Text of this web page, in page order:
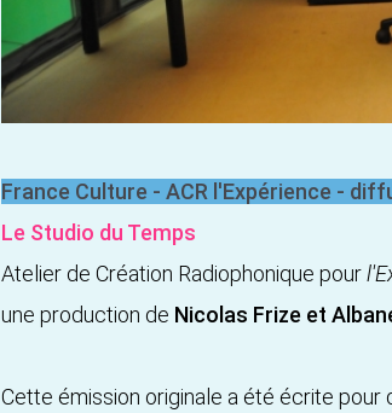
France Culture - ACR l'Expérience -
Le Studio du Temps
Atelier de Création Radiophonique pour
une production de Nicolas Frize et
Cette émission originale a été écrite